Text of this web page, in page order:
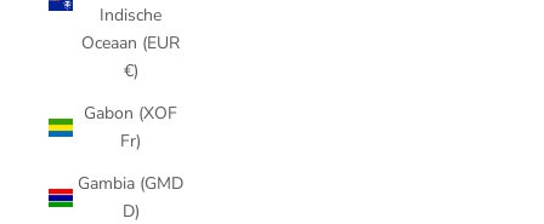
Indische
Oceaan (EUR
€)
Gabon (XOF
Fr)
Gambia (GMD
D)